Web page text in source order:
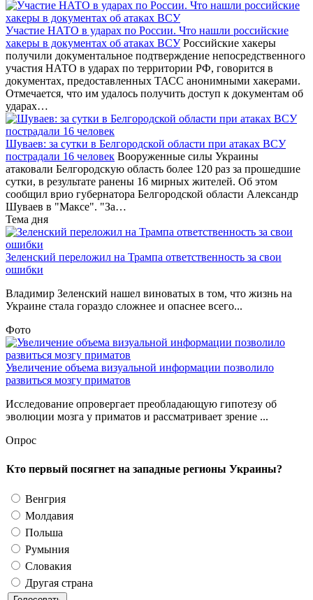
Участие НАТО в ударах по России. Что нашли российские
хакеры в документах об атаках ВСУРоссийские хакеры
получили документальное подтверждение непосредственного
участия НАТО в ударах по территории РФ, говорится в
документах, предоставленных ТАСС анонимными хакерами.
Отмечается, что им удалось получить доступ к документам об
ударах…
Шуваев: за сутки в Белгородской области при атаках ВСУ
пострадали 16 человек Вооруженные силы Украины
атаковали Белгородскую область более 120 раз за прошедшие
сутки, в результате ранены 16 мирных жителей. Об этом
сообщил врио губернатора Белгородской области Александр
Шуваев в "Максе". "За…
Тема дня
Зеленский переложил на Трампа ответственность за свои
ошибки
Владимир Зеленский нашел виноватых в том, что жизнь на
Украине стала гораздо сложнее и опаснее всего...
Фото
Увеличение объема визуальной информации позволило
развиться мозгу приматов
Исследование опровергает преобладающую гипотезу об
эволюции мозга у приматов и рассматривает зрение ...
Опрос
Кто первый посягнет на западные регионы Украины?
Венгрия
Молдавия
Польша
Румыния
Словакия
Другая страна